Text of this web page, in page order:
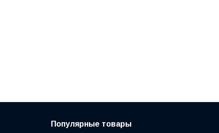
Популярные товары